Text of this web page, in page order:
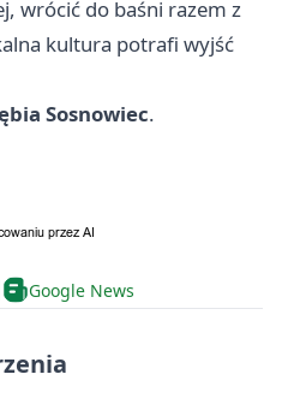
wrócić do baśni razem z
kultura potrafi wyjść
Sosnowiec.
Google News